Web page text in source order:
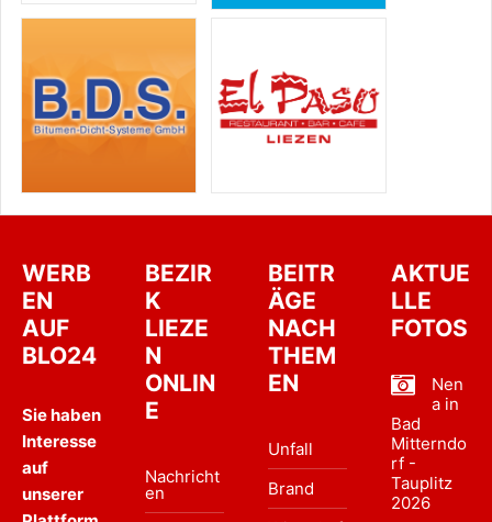
WERB
EN
AUF
BLO24
Sie haben
Interesse
auf
unserer
BEZIR
K
LIEZE
N
ONLIN
E
Nachricht
en
BEITR
ÄGE
NACH
THEM
EN
Unfall
Brand
AKTUE
LLE
FOTOS
Nen
a in
Bad
Mitterndo
rf -
Tauplitz
2026